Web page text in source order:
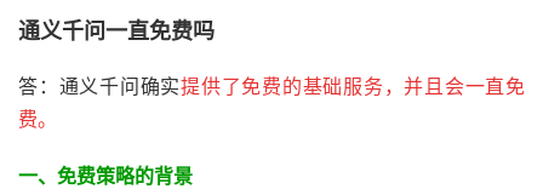
通义千问一直免费吗
答：通义千问确实提供了免费的基础服务，并且会一直免
费。
一、免费策略的背景